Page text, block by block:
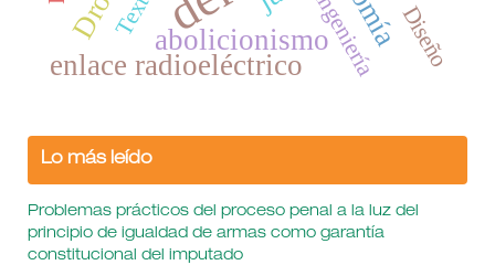
abolicionismo
enlace radioeléctrico ingeniería Diseño
Lo más leído
Problemas prácticos del proceso penal a la luz del
principio de igualdad de armas como garantía
constitucional del imputado